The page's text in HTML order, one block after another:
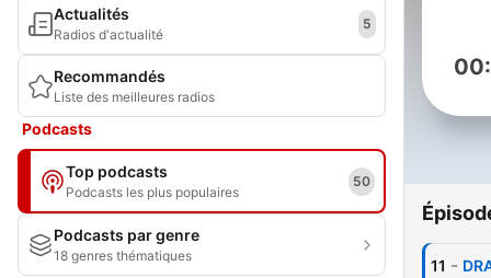
Actualités
Radios d'actualité
5
Recommandés
Liste des meilleures radios
Podcasts
Top podcasts
Podcasts les plus populaires
50
Podcasts par genre
18 genres thématiques
11 -